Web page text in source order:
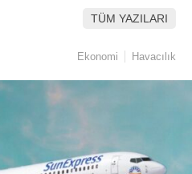
TÜM YAZILARI
Ekonomi Havacılık